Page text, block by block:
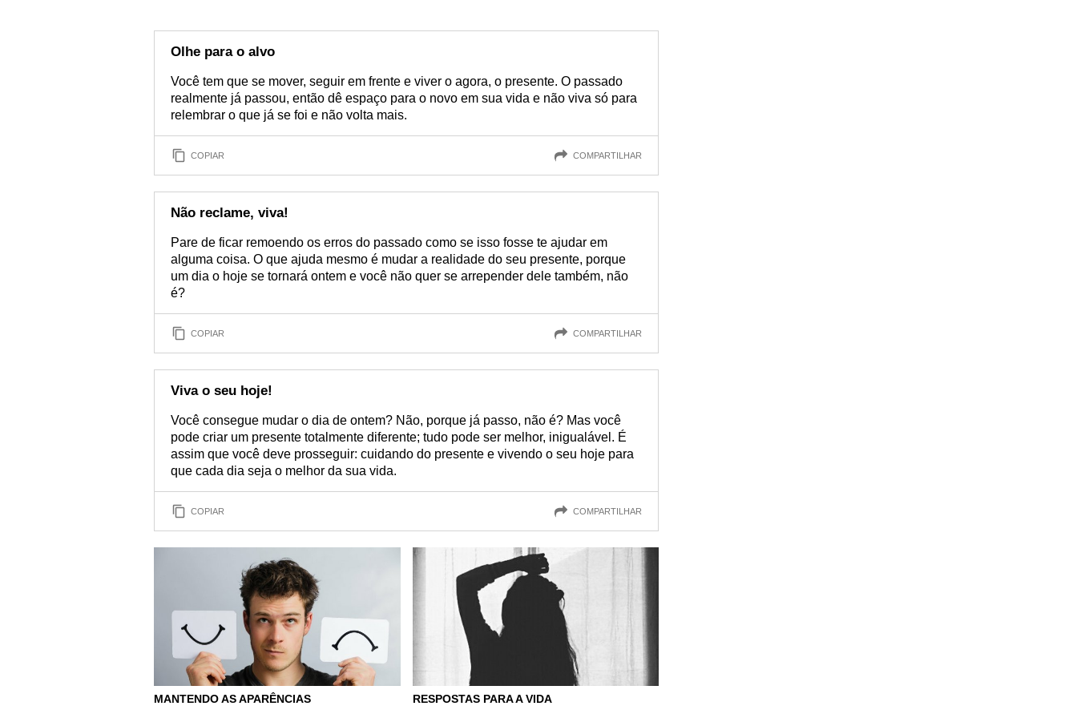
Olhe para o alvo
Você tem que se mover, seguir em frente e viver o agora, o presente. O passado
realmente já passou, então dê espaço para o novo em sua vida e não viva só para
relembrar o que já se foi e não volta mais.
COPIAR COMPARTILHAR
Não reclame, viva!
Pare de ficar remoendo os erros do passado como se isso fosse te ajudar em
alguma coisa. O que ajuda mesmo é mudar a realidade do seu presente, porque
um dia o hoje se tornará ontem e você não quer se arrepender dele também, não
é?
COPIAR COMPARTILHAR
Viva o seu hoje!
Você consegue mudar o dia de ontem? Não, porque já passo, não é? Mas você
pode criar um presente totalmente diferente; tudo pode ser melhor, inigualável. É
assim que você deve prosseguir: cuidando do presente e vivendo o seu hoje para
que cada dia seja o melhor da sua vida.
COPIAR COMPARTILHAR
MANTENDO AS APARÊNCIAS RESPOSTAS PARA A VIDA